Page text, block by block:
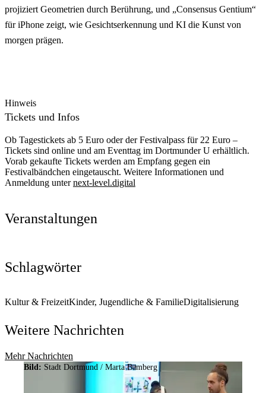
projiziert Geometrien durch Berührung, und „Consensus Gentium“
für iPhone zeigt, wie Gesichtserkennung und KI die Kunst von
morgen prägen.
Hinweis
Tickets und Infos
Ob Tagestickets ab 5 Euro oder der Festivalpass für 22 Euro –
Tickets sind online und am Eventtag im Dortmunder U erhältlich.
Vorab gekaufte Tickets werden am Empfang gegen ein
Festivalbändchen eingetauscht. Weitere Informationen und
Anmeldung unternext-level.digital
Veranstaltungen
Schlagwörter
Kultur & FreizeitKinder, Jugendliche & FamilieDigitalisierung
Weitere Nachrichten
Mehr Nachrichten
Bild: Stadt Dortmund / Marta Bamberg